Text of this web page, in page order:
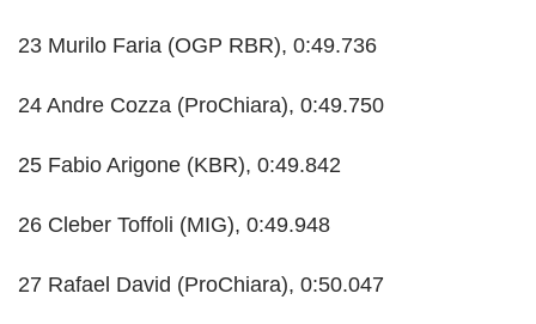
23 Murilo Faria (OGP RBR), 0:49.736
24 Andre Cozza (ProChiara), 0:49.750
25 Fabio Arigone (KBR), 0:49.842
26 Cleber Toffoli (MIG), 0:49.948
27 Rafael David (ProChiara), 0:50.047